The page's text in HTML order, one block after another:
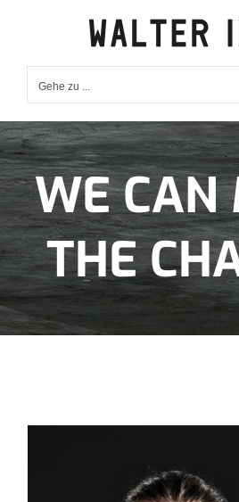
Gehe zu ...
WE CAN
THE